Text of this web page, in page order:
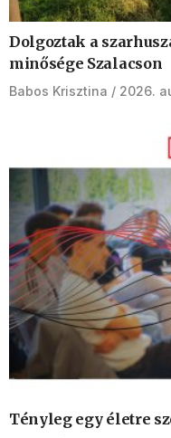
Dolgoztak a
minősége Szalacson
Babos Krisztina 2026.
Tényleg egy életre